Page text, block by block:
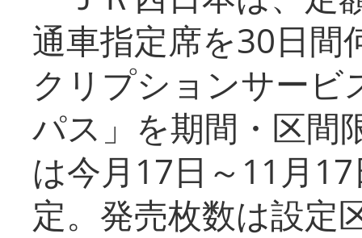
通車指定席を30日間
クリプションサービ
パス」を期間・区間
は今月17日～11月
定。発売枚数は設定